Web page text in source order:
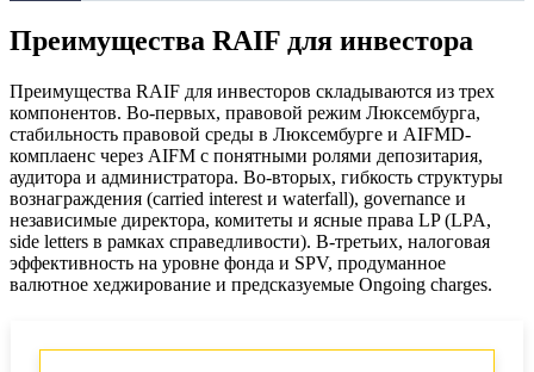
Преимущества RAIF для инвестора
Преимущества RAIF для инвесторов складываются из трех
компонентов. Во-первых, правовой режим Люксембурга,
стабильность правовой среды в Люксембурге и AIFMD-
комплаенс через AIFM с понятными ролями депозитария,
аудитора и администратора. Во-вторых, гибкость структуры
вознаграждения (carried interest и waterfall), governance и
независимые директора, комитеты и ясные права LP (LPA,
side letters в рамках справедливости). В-третьих, налоговая
эффективность на уровне фонда и SPV, продуманное
валютное хеджирование и предсказуемые Ongoing charges.